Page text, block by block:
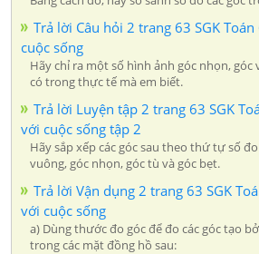
Trả lời Câu hỏi 2 trang 63 SGK
cuộc sống
Hãy chỉ ra một số hình ảnh góc nhọn, góc
có trong thực tế mà em biết.
Trả lời Luyện tập 2 trang 63 SGK
với cuộc sống tập 2
Hãy sắp xếp các góc sau theo thứ tự số
vuông, góc nhọn, góc tù và góc bẹt.
Trả lời Vận dụng 2 trang 63 SGK
với cuộc sống
a) Dùng thước đo góc để đo các góc tạo
trong các mặt đồng hồ sau: